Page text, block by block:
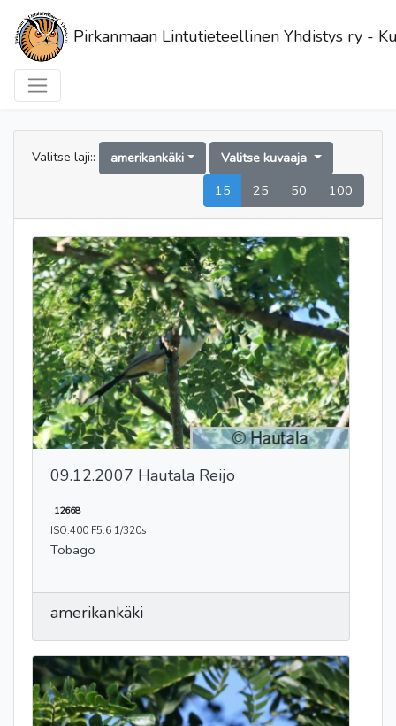
Pirkanmaan Lintutieteellinen Yhdistys ry -
Valitse laji:: amerikankäki
Valitse kuvaaja
15
25 50 100
09.12.2007 Hautala Reijo
12668
ISO:400 F5.6 1/320s
Tobago
amerikankäki